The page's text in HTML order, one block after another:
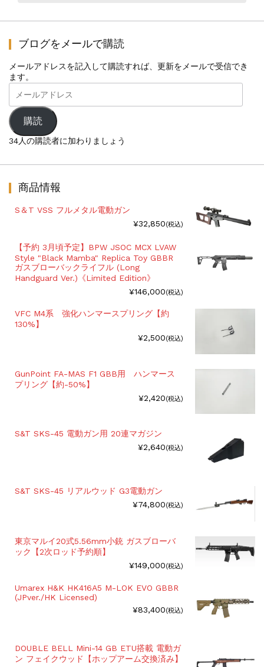
ブログをメールで購読
メールアドレスを記入して購読すれば、更新をメールで受信でき
ます。
ー
ル
ア
ド
レ
購読
34人の購読者に加わりましょう
商品情報
S＆T VSS フルメタル電動ガン
¥32,850(税込)
【予約 3月頃予定】BPW JSOC MCX LVAW
Style "Black Mamba" Replica Toy GBBR
ガスブローバックライフル (Long
Handguard Ver.)《Limited Edition》
¥146,000(税込)
VFC M4系 強化ハンマースプリング【約
130%】
¥2,500(税込)
GunPoint FA-MAS F1 GBB用 ハンマース
プリング【約-50%】
¥2,420(税込)
S&T SKS-45 電動ガン用 20連マガジン
¥2,640(税込)
S&T SKS-45 リアルウッド G3電動ガン
¥74,800(税込)
東京マルイ20式5.56mm小銃 ガスブローバ
ック【2次ロッド予約順】
¥149,000(税込)
Umarex H&K HK416A5 M-LOK EVO GBBR
(JPver./HK Licensed)
¥83,400(税込)
DOUBLE BELL Mini-14 GB ETU搭載 電動ガ
ン フェイクウッド【ホップアーム交換済み】